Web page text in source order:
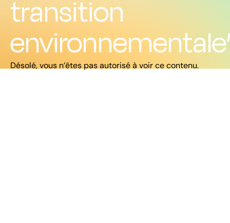
transition
Désolé, vous n’êtes pas autorisé à voir ce contenu.